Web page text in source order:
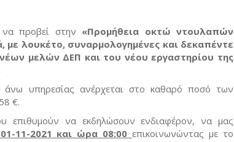
να προβεί στην «Προμήθεια οκτώ ντουλαπών
λουκέτο, συναρμολογημένες και δεκαπέντε
μελών ΔΕΠ και του νέου εργαστηρίου της
υπηρεσίας ανέρχεται στο καθαρό ποσό των
€.
επιθυμούν να εκδηλώσουν ενδιαφέρον, να μας
11-2021 και ώρα 08:00επικοινωνώντας με το